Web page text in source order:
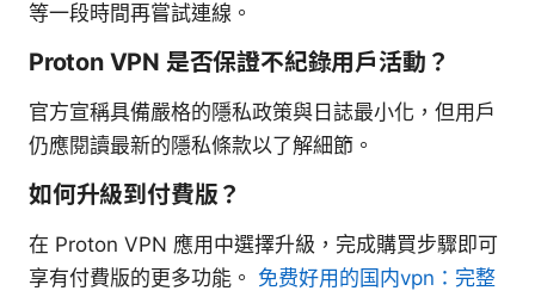
等一段時間再嘗試連線。
Proton VPN 是否保證不紀錄用戶活動？
官方宣稱具備嚴格的隱私政策與日誌最小化，但用戶
仍應閱讀最新的隱私條款以了解細節。
如何升級到付費版？
在 Proton VPN 應用中選擇升級，完成購買步驟即可
享有付費版的更多功能。 免费好用的国内vpn：完整